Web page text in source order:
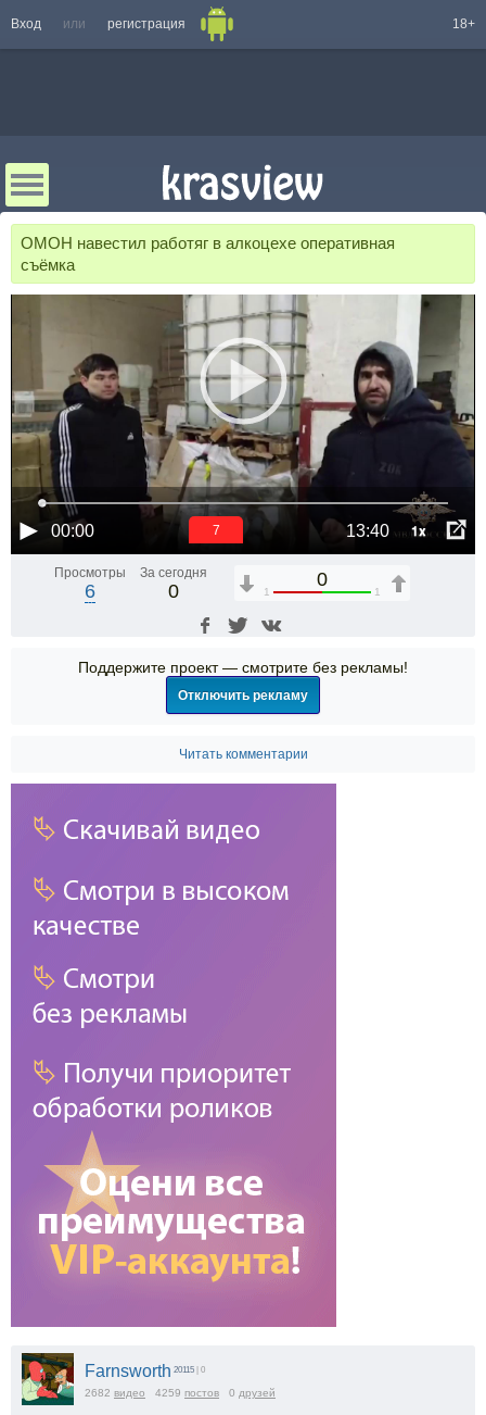
Вход или регистрация 18+
ОМОН навестил работяг в алкоцехе оперативная
съёмка
00:00 13:40 1x
6
Просмотры
6
За сегодня
0
0
1 1
Поддержите проект — смотрите без рекламы!
Отключить рекламу
Читать комментарии
Farnsworth 20115 | 0
2682 видео 4259 постов 0 друзей